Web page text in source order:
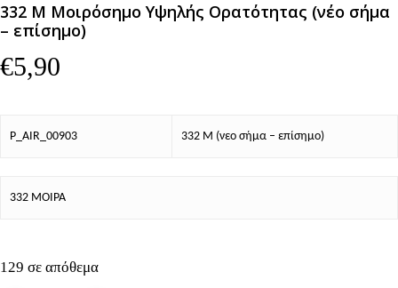
332 Μ Μοιρόσημο Υψηλής Ορατότητας (νέο σήμα
– επίσημο)
€5,90
P_AIR_00903 332 Μ (νεο σήμα – επίσημο)
332 ΜΟΙΡΑ
129 σε απόθεμα